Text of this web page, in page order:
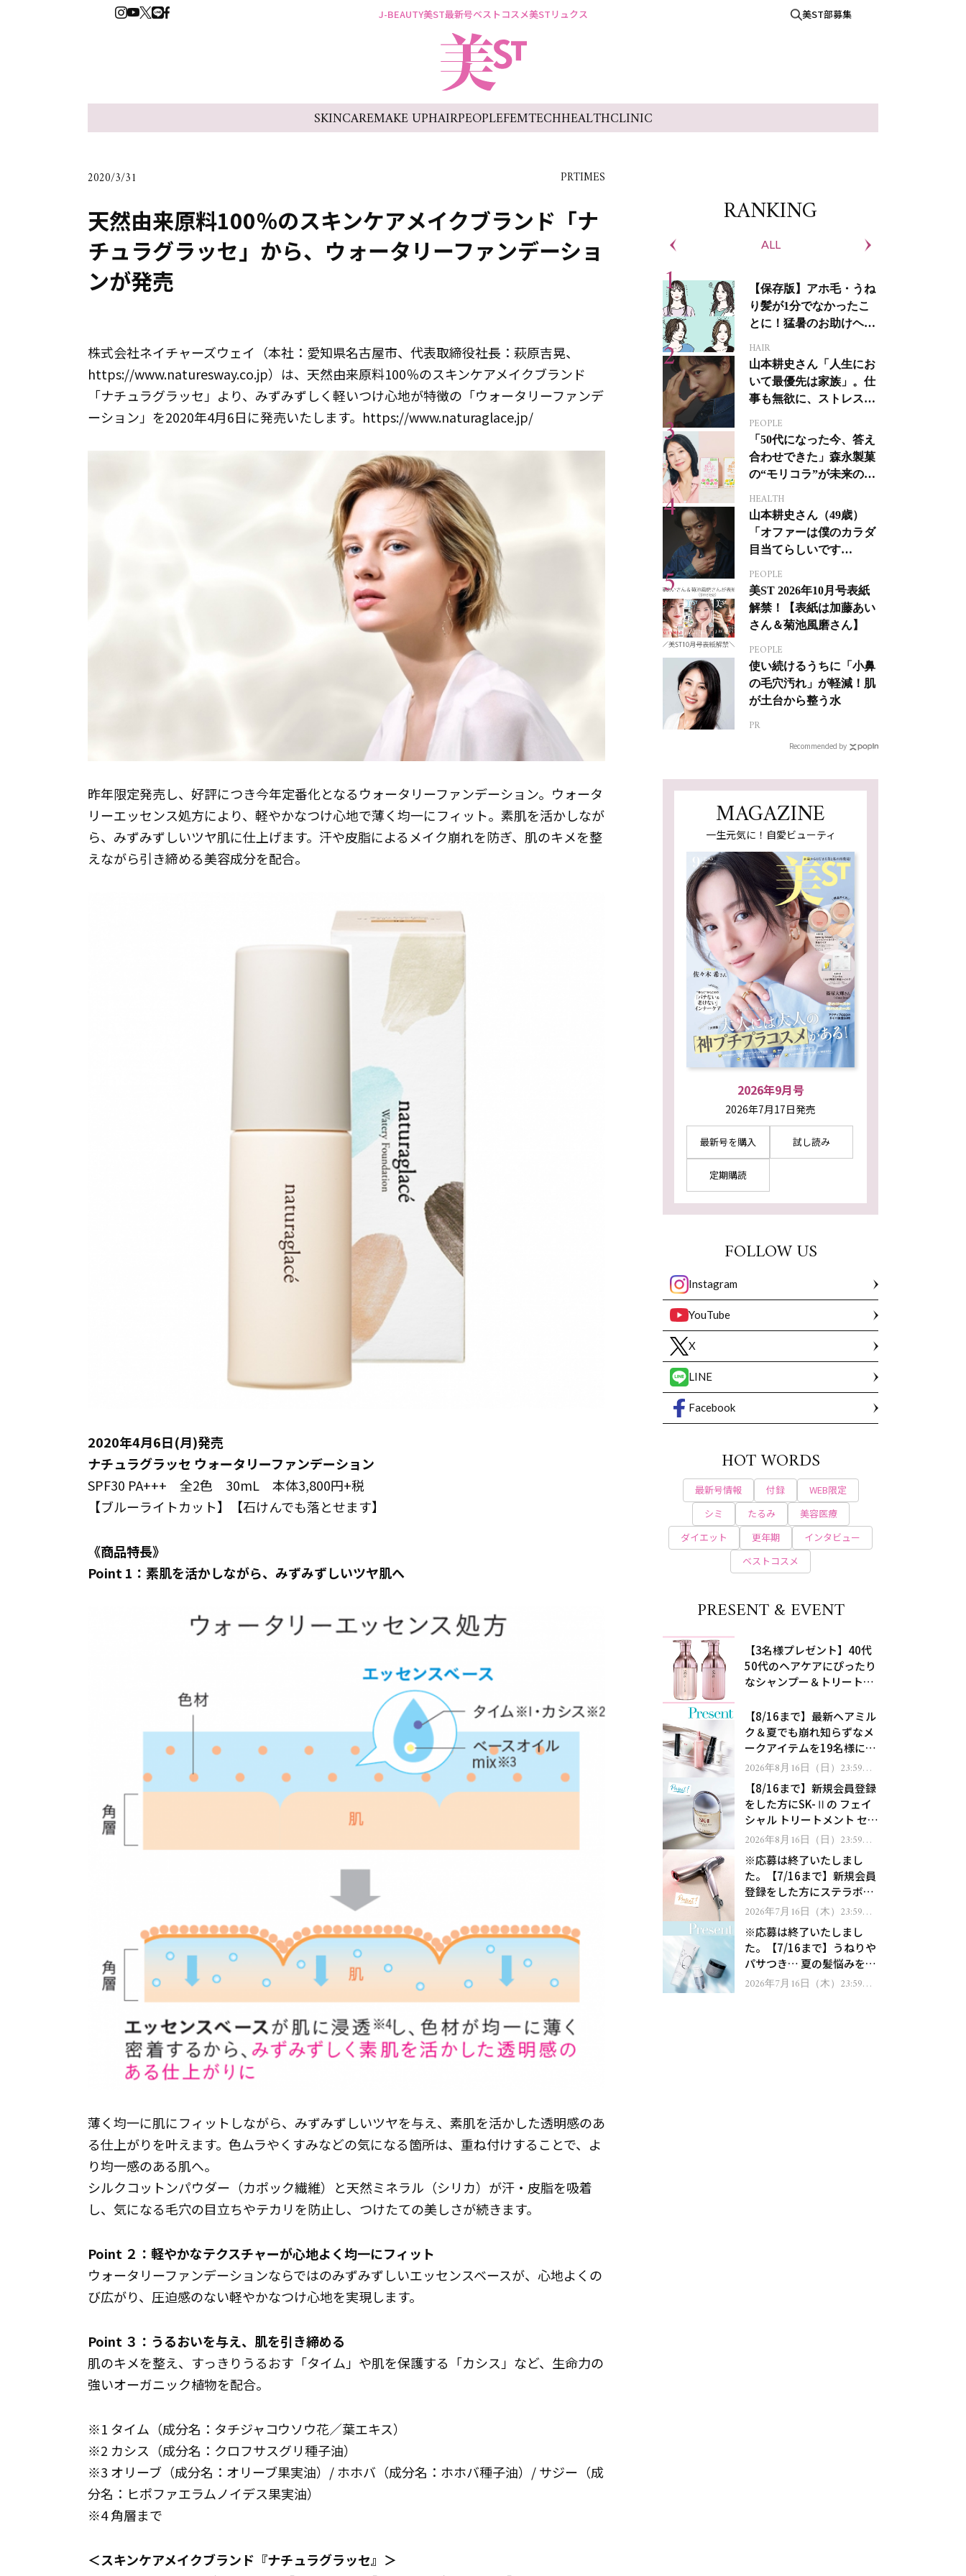
J-BEAUTY美ST最新号ベストコスメ美STリュクス 美ST部募集
SKINCAREMAKE UPHAIRPEOPLEFEMTECHHEALTHCLINIC
2020/3/31 PRTIMES
天然由来原料100％のスキンケアメイクブランド「ナ
チュラグラッセ」から、ウォータリーファンデーショ
ンが発売
株式会社ネイチャーズウェイ（本社：愛知県名古屋市、代表取締役社長：萩原吉晃、
https://www.naturesway.co.jp）は、天然由来原料100％のスキンケアメイクブランド
「ナチュラグラッセ」より、みずみずしく軽いつけ心地が特徴の「ウォータリーファンデ
ーション」を2020年4月6日に発売いたします。https://www.naturaglace.jp/
昨年限定発売し、好評につき今年定番化となるウォータリーファンデーション。ウォータ
リーエッセンス処方により、軽やかなつけ心地で薄く均一にフィット。素肌を活かしなが
ら、みずみずしいツヤ肌に仕上げます。汗や皮脂によるメイク崩れを防ぎ、肌のキメを整
えながら引き締める美容成分を配合。
2020年4月6日(月)発売
ナチュラグラッセ ウォータリーファンデーション
SPF30 PA+++ 全2色 30mL 本体3,800円+税
【ブルーライトカット】【石けんでも落とせます】
《商品特長》
Point 1：素肌を活かしながら、みずみずしいツヤ肌へ
薄く均一に肌にフィットしながら、みずみずしいツヤを与え、素肌を活かした透明感のあ
る仕上がりを叶えます。色ムラやくすみなどの気になる箇所は、重ね付けすることで、よ
り均一感のある肌へ。
シルクコットンパウダー（カポック繊維）と天然ミネラル（シリカ）が汗・皮脂を吸着
し、気になる毛穴の目立ちやテカリを防止し、つけたての美しさが続きます。
Point ２：軽やかなテクスチャーが心地よく均一にフィット
ウォータリーファンデーションならではのみずみずしいエッセンスベースが、心地よくの
び広がり、圧迫感のない軽やかなつけ心地を実現します。
Point ３：うるおいを与え、肌を引き締める
肌のキメを整え、すっきりうるおす「タイム」や肌を保護する「カシス」など、生命力の
強いオーガニック植物を配合。
※1 タイム（成分名：タチジャコウソウ花／葉エキス）
※2 カシス（成分名：クロフサスグリ種子油）
※3 オリーブ（成分名：オリーブ果実油）/ ホホバ（成分名：ホホバ種子油）/ サジー（成
分名：ヒポファエラムノイデス果実油）
※4 角層まで
＜スキンケアメイクブランド『ナチュラグラッセ』＞
RANKING
ALL
【保存版】アホ毛・うね
り髪が1分でなかったこ
とに！猛暑のお助けヘア
HAIR
山本耕史さん「人生にお
いて最優先は家族」。仕
事も無欲に、ストレスを
PEOPLE
「50代になった今、答え
合わせできた」森永製菓
の“モリコラ”が未来のキ
HEALTH
山本耕史さん（49歳）
「オファーは僕のカラダ
目当てらしいです
ジカルへの挑戦
PEOPLE
美ST 2026年10月号表紙
解禁！【表紙は加藤あい
さん＆菊池風磨さん】
PEOPLE
使い続けるうちに「小鼻
の毛穴汚れ」が軽減！肌
が土台から整う水
PR
Recommended by
MAGAZINE
一生元気に！自愛ビューティ
2026年9月号
2026年7月17日発売
最新号を購入 試し読み
定期購読
FOLLOW US
Instagram
YouTube
X
LINE
Facebook
HOT WORDS
最新号情報 付録
WEB限定
シミ
たるみ
美容医療
ダイエット
更年期
インタビュー
ベストコスメ
PRESENT & EVENT
【3名様プレゼント】40代
50代のヘアケアにぴったり
なシャンプー＆トリートメ
処！
【8/16まで】最新ヘアミル
ク＆夏でも崩れ知らずなメ
ークアイテムを19名様にプ
レゼント！
2026年8月16日（日）23:59ま
で【8/16まで】新規会員登録
をした方にSK-Ⅱの フェイ
シャル トリートメント セラ
ムをプレゼント！
2026年8月16日（日）23:59ま
※応募は終了いたしまし
た。【7/16まで】新規会員
登録をした方にステラボー
テのシャインリバース ヘア
ゼント！
2026年7月16日（木）23:59ま
※応募は終了いたしまし
た。【7/16まで】うねりや
パサつき… 夏の髪悩みを解
消するヘアケアアイテムを
2026年7月16日（木）23:59ま